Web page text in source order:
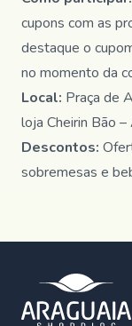
cupons com as
destaque o
no momento da
Local: Praça de
loja Cheirin Bão
Descontos:
sobremesas e